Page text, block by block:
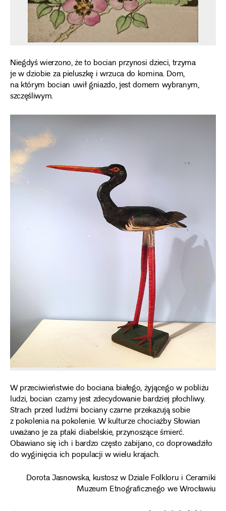
Niegdyś wierzono, że to bocian przynosi dzieci, trzyma
je w dziobie za pieluszkę i wrzuca do komina. Dom,
na którym bocian uwił gniazdo, jest domem wybranym,
szczęśliwym.
W przeciwieństwie do bociana białego, żyjącego w pobliżu
ludzi, bocian czarny jest zdecydowanie bardziej płochliwy.
Strach przed ludźmi bociany czarne przekazują sobie
z pokolenia na pokolenie. W kulturze chociażby Słowian
uważano je za ptaki diabelskie, przynoszące śmierć.
Obawiano się ich i bardzo często zabijano, co doprowadziło
do wyginięcia ich populacji w wielu krajach.
Dorota Jasnowska, kustosz w Dziale Folkloru i Ceramiki
Muzeum Etnograficznego we Wrocławiu